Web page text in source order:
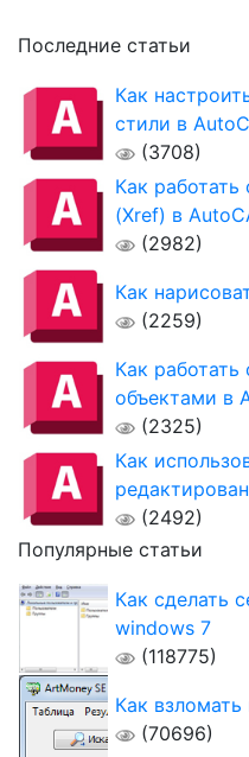
Последние статьи
Как
стили в
(3708)
Как
(Xref) в
(2982)
Как
(2259)
Как
объектами в
(2325)
Как
(2492)
Популярные статьи
Как сделать
windows 7
(118775)
Как
(70696)